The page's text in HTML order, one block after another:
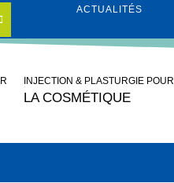
ACTUALITÉS
INJECTION & PLASTURGIE POUR
LA COSMÉTIQUE